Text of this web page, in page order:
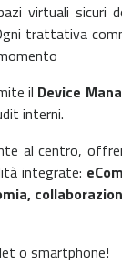
virtuali sicuri
trattativa
il Device
interni.
al centro,
integrate:
o smartphone!